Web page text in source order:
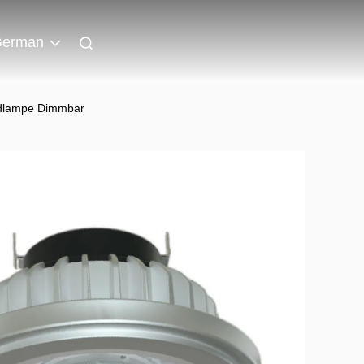
Dimmbar